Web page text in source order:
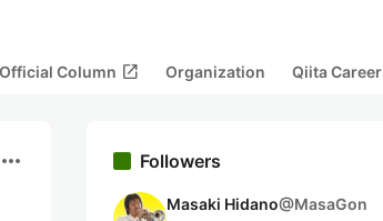
Official Column open_in_new Organization Qiita
more_horiz Followers
Masaki Hidano@MasaGon